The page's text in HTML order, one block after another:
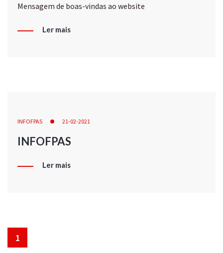
Mensagem de boas-vindas ao website
Ler mais
INFOFPAS 21-02-2021
INFOFPAS
Ler mais
1